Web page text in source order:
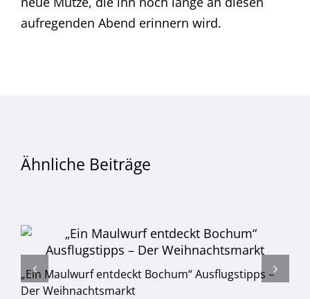
aufregenden Abend erinnern wird.
Ähnliche Beiträge
„Ein Maulwurf entdeckt Bochum“ Ausflugstipps –
Der Weihnachtsmarkt